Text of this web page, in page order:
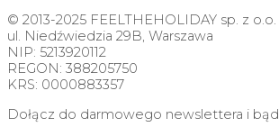
© 2013-2025 FEELTHEHOLIDAY sp. z o.o.
ul. Niedźwiedzia 29B, Warszawa
NIP: 5213920112
REGON: 388205750
KRS: 0000883357
Dołącz do darmowego newslettera i